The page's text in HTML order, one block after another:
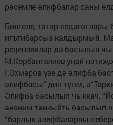
рәсемле әлифбалар саны
Билгеле, татар
игътибарсыз калдырмый.
рецензияләр дә басылып
М.Корбангалиев уңай
Г.Әхмәров үзе дә әлифба
әлифбасы” дип түгел,
Әлифба басылып чыккач,
аноним тәнкыйть басылып
“барлык әлифбаларны